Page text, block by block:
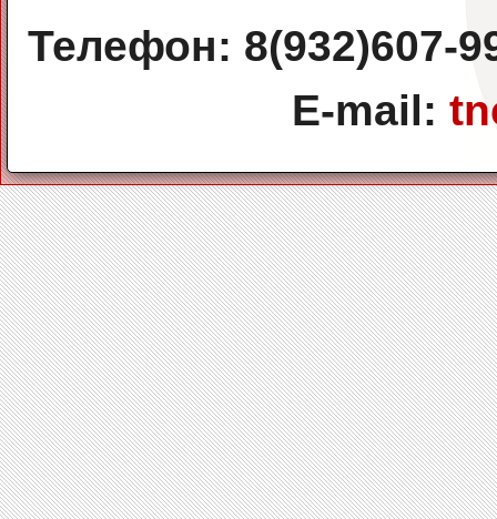
Телефон: 8(932)607-
E-mail: